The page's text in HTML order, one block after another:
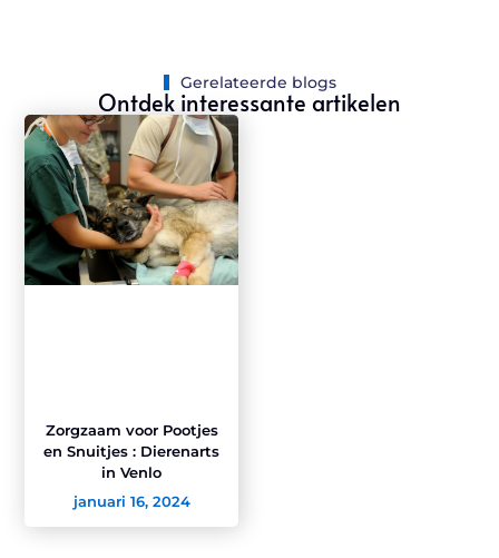
Gerelateerde blogs
Ontdek interessante artikelen
Zorgzaam voor Pootjes
en Snuitjes : Dierenarts
in Venlo
januari 16, 2024